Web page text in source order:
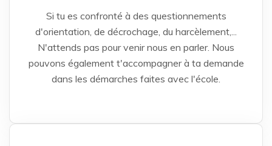
Si tu es confronté à des questionnements
d'orientation, de décrochage, du harcèlement,...
N'attends pas pour venir nous en parler. Nous
pouvons également t'accompagner à ta demande
dans les démarches faites avec l'école.